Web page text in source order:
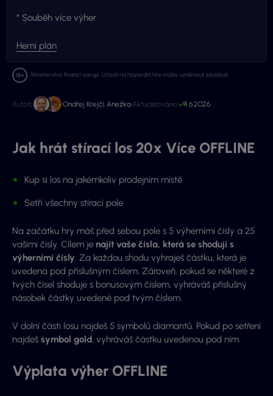
* Souběh více výher
Herní plán
Ministerstvo financí varuje: Účastí na hazardní hře může vzniknout závislost.
Autoři: Ondřej Krejčí, Anežka Aktualizováno: 4.6.2026
Jak hrát stírací los 20x Více OFFLINE
Kup si los na jakémkoliv prodejním místě
Setři všechny stírací pole
Na začátku hry máš před sebou pole s 5 výherními čísly a 25
vašimi čísly. Cílem je najít vaše čísla, která se shodují s
výherními čísly. Za každou shodu vyhraješ částku, která je
uvedena pod příslušným číslem. Zároveň, pokud se některé z
tvých čísel shoduje s bonusovým číslem, vyhráváš příslušný
násobek částky uvedené pod tvým číslem.
V dolní části losu najdeš 5 symbolů diamantů. Pokud po setření
najdeš symbol gold, vyhráváš částku uvedenou pod ním.
Výplata výher OFFLINE